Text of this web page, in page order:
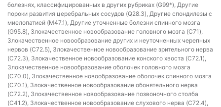
болезнях, классифицированных в других рубриках (G99*), Другие
пороки развития церебральных сосудов (Q28.3), Другие спондилезы с
миелопатией (M47.1), Другие уточненные болезни спинного мозга
(G95.8), Злокачественное новообразование головного мозга (C71),
Злокачественное новообразование других и неуточненных черепных
нервов (C72.5), Злокачественное новообразование зрительного нерва
(C72.3), Злокачественное новообразование конского хвоста (C72.1),
Злокачественное новообразование оболочек головного мозга
(C70.0), Злокачественное новообразование оболочек спинного мозга
(C70.1), Злокачественное новообразование обонятельного нерва
(C72.2), Злокачественное новообразование позвоночного столба
(C41.2), Злокачественное новообразование слухового нерва (C72.4),